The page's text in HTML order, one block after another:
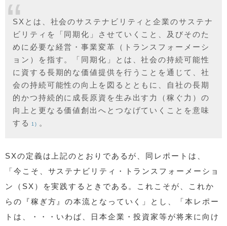
SXとは、社会のサステナビリティと企業のサステナ
ビリティを「同期化」させていくこと、及びそのた
めに必要な経営・事業変革（トランスフォーメーシ
ョン）を指す。「同期化」とは、社会の持続可能性
に資する長期的な価値提供を行うことを通じて、社
会の持続可能性の向上を図るとともに、自社の長期
的かつ持続的に成長原資を生み出す力（稼ぐ力）の
向上と更なる価値創出へとつなげていくことを意味
する
1) 。
SXの定義は上記のとおりであるが、同レポートは、
「今こそ、サステナビリティ・トランスフォーメーショ
ン（SX）を実践するときである。これこそが、これか
らの『稼ぎ方』の本流となっていく」とし、「本レポー
トは、・・・いわば、日本企業・投資家等が将来に向け